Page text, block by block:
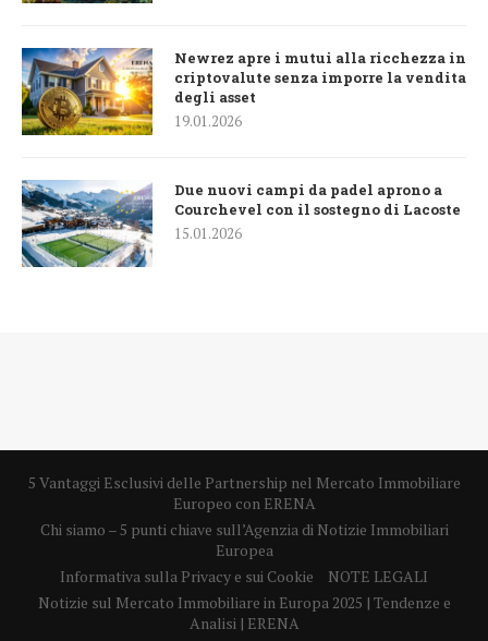
Newrez apre i mutui alla ricchezza in
criptovalute senza imporre la vendita
degli asset
19.01.2026
Due nuovi campi da padel aprono a
Courchevel con il sostegno di Lacoste
15.01.2026
5 Vantaggi Esclusivi delle Partnership nel Mercato Immobiliare
Europeo con ERENA
Chi siamo – 5 punti chiave sull’Agenzia di Notizie Immobiliari
Europea
Informativa sulla Privacy e sui Cookie
NOTE LEGALI
Notizie sul Mercato Immobiliare in Europa 2025 | Tendenze e
Analisi | ERENA